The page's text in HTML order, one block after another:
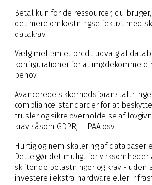
Betal kun for de ressourcer, du
det mere omkostningseffektivt med
datakrav.
Vælg mellem et bredt udvalg af
konfigurationer for at imødekomme
behov.
Avancerede
compliance-standarder for at
trusler og sikre overholdelse af
krav såsom GDPR, HIPAA osv.
Hurtig og nem skalering af databaser
Dette gør det muligt for virksomheder
skiftende belastninger og krav - uden
investere i ekstra hardware eller